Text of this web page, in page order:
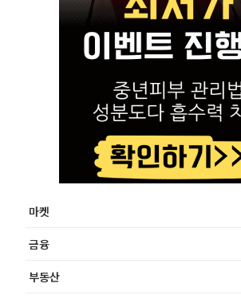
마켓
금융
부동산